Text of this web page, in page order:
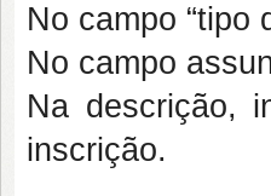
No campo “tipo
No campo
Na descrição,
inscrição.